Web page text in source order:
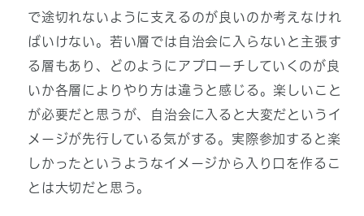
で途切れないように支えるのが良いのか考えなけれ
ばいけない。若い層では自治会に入らないと主張す
る層もあり、どのようにアプローチしていくのが良
いか各層によりやり方は違うと感じる。楽しいこと
が必要だと思うが、自治会に入ると大変だというイ
メージが先行している気がする。実際参加すると楽
しかったというようなイメージから入り口を作るこ
とは大切だと思う。